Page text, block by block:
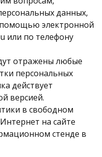
данных,
электронной
или по телефону
отражены любые
персональных
действует
версией.
в свободном
на сайте
стенде в